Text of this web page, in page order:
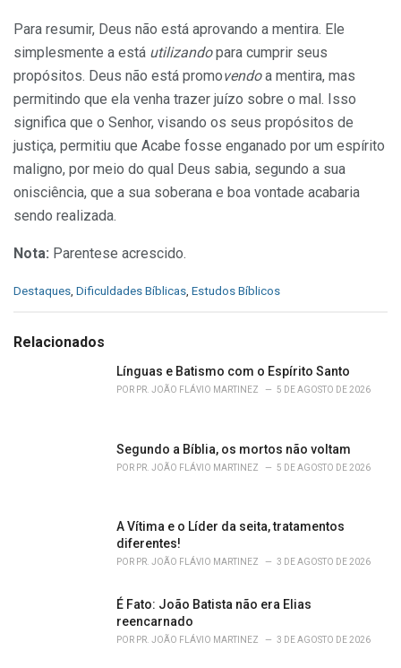
Para resumir, Deus não está aprovando a mentira. Ele
simplesmente a está utilizandopara cumprir seus
propósitos. Deus não está promovendoa mentira, mas
permitindo que ela venha trazer juízo sobre o mal. Isso
significa que o Senhor, visando os seus propósitos de
justiça, permitiu que Acabe fosse enganado por um espírito
maligno, por meio do qual Deus sabia, segundo a sua
onisciência, que a sua soberana e boa vontade acabaria
sendo realizada.
Nota: Parentese acrescido.
C
e
Destaques Dificuldades Bíblicas Estudos Bíblicos
Relacionados
Línguas e Batismo com o Espírito Santo
POR PR. JOÃO FLÁVIO MARTINEZ 5 DE AGOSTO DE 2026
Segundo a Bíblia, os mortos não voltam
POR PR. JOÃO FLÁVIO MARTINEZ 5 DE AGOSTO DE 2026
A Vítima e o Líder da seita, tratamentos
diferentes!
POR PR. JOÃO FLÁVIO MARTINEZ 3 DE AGOSTO DE 2026
É Fato: João Batista não era Elias
reencarnado
POR PR. JOÃO FLÁVIO MARTINEZ 3 DE AGOSTO DE 2026